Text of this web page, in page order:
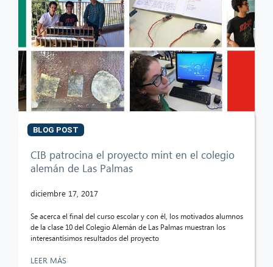
BLOG POST
CIB patrocina el proyecto mint en el colegio
alemán de Las Palmas
diciembre 17, 2017
Se acerca el final del curso escolar y con él, los motivados alumnos
de la clase 10 del Colegio Alemán de Las Palmas muestran los
interesantísimos resultados del proyecto
LEER MÁS